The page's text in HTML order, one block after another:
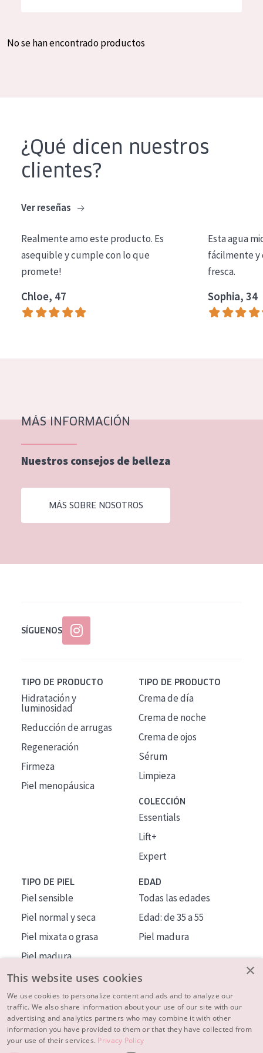
Crema de día
Crema de noche
Limpieza
COLECCIÓN
Essentials
Lift+
Piel normal y seca
Piel mixata o grasa
Piel madura
Piel expuesta al sol
Piel menopáusica
Todas las edades
Spanish
No se han encontrado productos
¿Qué dicen nuestros
clientes?
Ver reseñas
Realmente amo este producto. Es
asequible y cumple con lo que
promete!
Chloe, 47
Esta agua
fácilmente y
fresca.
Sophia, 34
MÁS INFORMACIÓN
Nuestros consejos de belleza
MÁS SOBRE NOSOTROS
SÍGUENOS
TIPO DE PRODUCTO
Hidratación y
luminosidad
Reducción de arrugas
Regeneración
Firmeza
Piel menopáusica
TIPO DE PRODUCTO
Crema de día
Crema de noche
Crema de ojos
Sérum
Limpieza
COLECCIÓN
Essentials
Lift+
Expert
TIPO DE PIEL
Piel sensible
Piel normal y seca
Piel mixata o grasa
Piel madura
Piel expuesta al sol
Piel menopáusica
EDAD
Todas las edades
Edad: de 35 a 55
Piel madura
MÁS SOBRE NOSOTROS
INSPIRACIÓN
×
This website uses cookies
We use cookies to personalize content and ads and to analyze our
traffic. We also share information about your use of our site with our
advertising and analytics partners who may combine it with other
information you have provided to them or that they have collected from
your use of their services. Privacy Policy